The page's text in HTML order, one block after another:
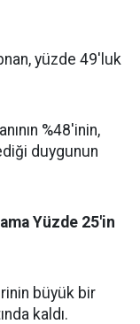
yüzde 49'luk
%48'inin,
duygunun
Yüzde 25'in
büyük bir
kaldı.